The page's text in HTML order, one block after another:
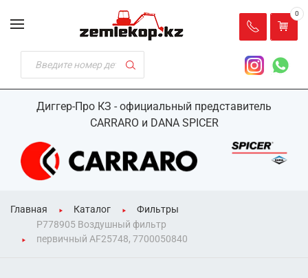
Диггер-Про КЗ - официальный представитель
CARRARO и DANA SPICER
0
Главная Каталог
Фильтры
P778905 Воздушный фильтр
первичный AF25748, 7700050840